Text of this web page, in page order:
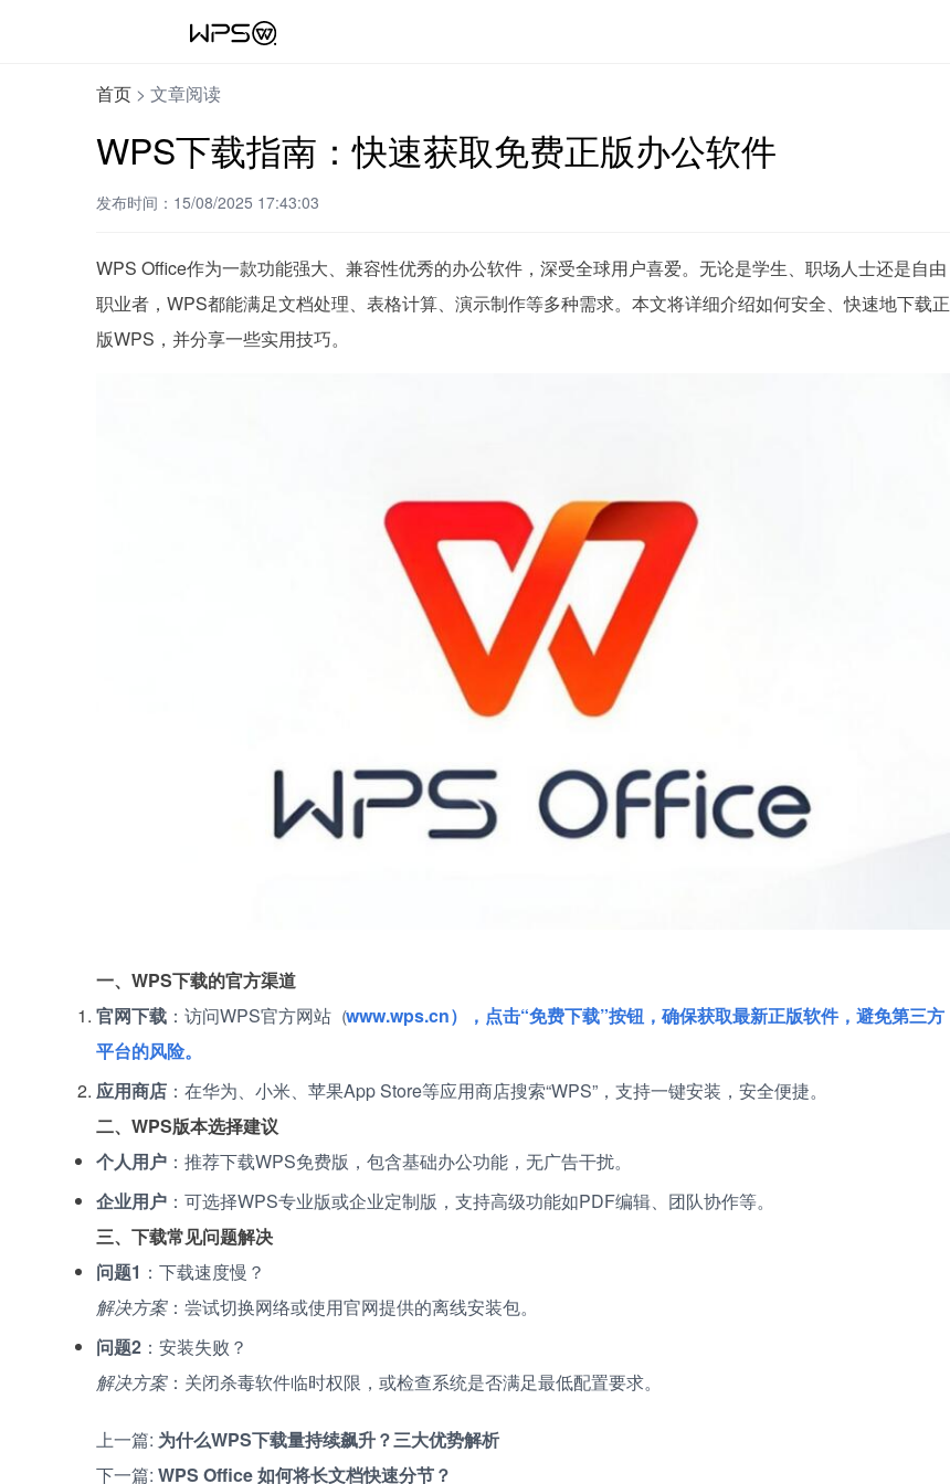
首页 > 文章阅读
WPS下载指南：快速获取免费正版办公软件
发布时间：15/08/2025 17:43:03
WPS Office作为一款功能强大、兼容性优秀的办公软件，深受全球用户喜爱。无论是学生、职场人士还是自由
职业者，WPS都能满足文档处理、表格计算、演示制作等多种需求。本文将详细介绍如何安全、快速地下载正
版WPS，并分享一些实用技巧。
一、WPS下载的官方渠道
官网下载 ：访问WPS官方网站（www.wps.cn），点击“免费下载”按钮，确保获取最新正版软件，避免第三方
平台的风险。
应用商店 ：在华为、小米、苹果App Store等应用商店搜索“WPS”，支持一键安装，安全便捷。
二、WPS版本选择建议
个人用户 ：推荐下载WPS免费版，包含基础办公功能，无广告干扰。
企业用户 ：可选择WPS专业版或企业定制版，支持高级功能如PDF编辑、团队协作等。
三、下载常见问题解决
问题1 ：下载速度慢？
解决方案：尝试切换网络或使用官网提供的离线安装包。
问题2 ：安装失败？
解决方案：关闭杀毒软件临时权限，或检查系统是否满足最低配置要求。
上一篇: 为什么WPS下载量持续飙升？三大优势解析
下一篇: WPS Office 如何将长文档快速分节？